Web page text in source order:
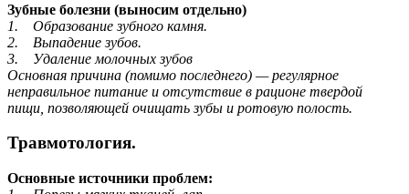
Зубные болезни (выносим отдельно)
1. Образование зубного камня.
2. Выпадение зубов.
3. Удаление молочных зубов
Основная причина (помимо последнего) — регулярное
неправильное питание и отсутствие в рационе твердой
пищи, позволяющей очищать зубы и ротовую полость.
Травмотология.
Основные источники проблем: